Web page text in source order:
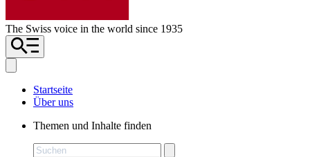
The Swiss voice in the world since 1935
Startseite
Über uns
Themen und Inhalte finden
Suchen